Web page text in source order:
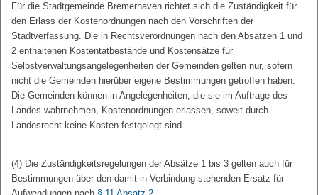
Für die Stadtgemeinde Bremerhaven richtet sich die Zuständigkeit für
den Erlass der Kostenordnungen nach den Vorschriften der
Stadtverfassung. Die in Rechtsverordnungen nach den Absätzen 1 und
2 enthaltenen Kostentatbestände und Kostensätze für
Selbstverwaltungsangelegenheiten der Gemeinden gelten nur, sofern
nicht die Gemeinden hierüber eigene Bestimmungen getroffen haben.
Die Gemeinden können in Angelegenheiten, die sie im Auftrage des
Landes wahrnehmen, Kostenordnungen erlassen, soweit durch
Landesrecht keine Kosten festgelegt sind.
(4) Die Zuständigkeitsregelungen der Absätze 1 bis 3 gelten auch für
Bestimmungen über den damit in Verbindung stehenden Ersatz für